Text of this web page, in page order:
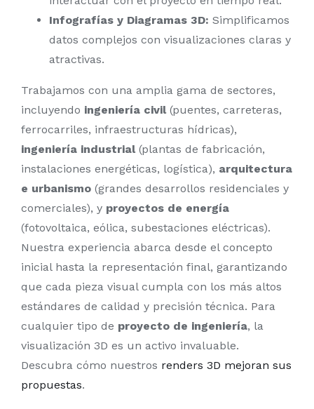
Infografías y Diagramas 3D: Simplificamos
datos complejos con visualizaciones claras y
atractivas.
Trabajamos con una amplia gama de sectores,
incluyendo ingeniería civil(puentes, carreteras,
ferrocarriles, infraestructuras hídricas),
ingeniería industrial(plantas de fabricación,
instalaciones energéticas, logística), arquitectura
e urbanismo (grandes desarrollos residenciales y
comerciales), y proyectos de energía
(fotovoltaica, eólica, subestaciones eléctricas).
Nuestra experiencia abarca desde el concepto
inicial hasta la representación final, garantizando
que cada pieza visual cumpla con los más altos
estándares de calidad y precisión técnica. Para
cualquier tipo de proyecto de ingeniería, la
visualización 3D es un activo invaluable.
Descubra cómo nuestros renders 3D mejoran sus
propuestas.